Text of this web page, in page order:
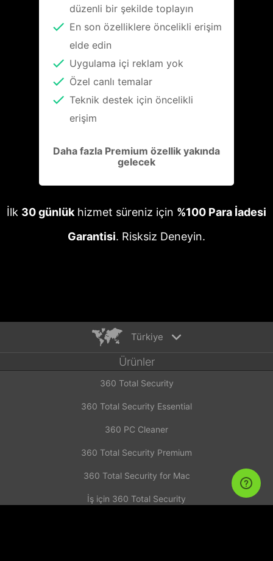
düzenli bir şekilde toplayın
En son özelliklere öncelikli erişim
elde edin
Uygulama içi reklam yok
Özel canlı temalar
Teknik destek için öncelikli
erişim
Daha fazla Premium özellik yakında
gelecek
İlk 30 günlük hizmet süreniz için %100 Para İadesi
Garantisi. Risksiz Deneyin.
Türkiye
English
Español
Deutsch
Русский
Türkiye
Français
Italiano
Ürünler
360 Total Security
360 Total Security Essential
360 PC Cleaner
360 Total Security Premium
360 Total Security for Mac
İş için 360 Total Security